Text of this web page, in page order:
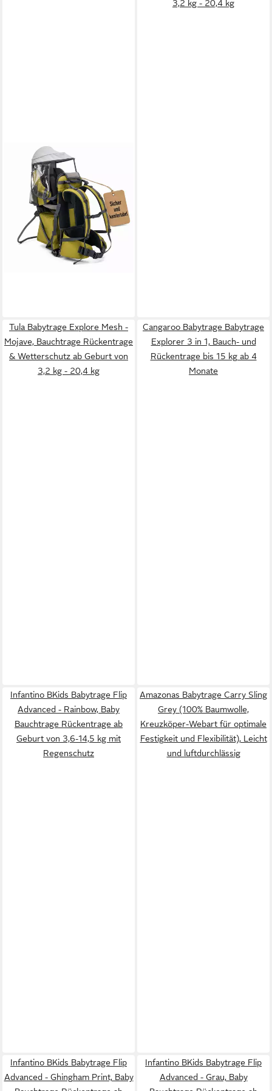
FILLIKID
Bauchtrage Rückentrage
Explorer Elite Exklusiv
117,99 €
lieferbar - in 2-3 Werktagen bei dir
3,2 kg - 20,4 kg
Tula Babytrage Explore Mesh -
Mojave, Bauchtrage Rückentrage
& Wetterschutz ab Geburt von
3,2 kg - 20,4 kg
Cangaroo Babytrage Babytrage
Explorer 3 in 1, Bauch- und
Rückentrage bis 15 kg ab 4
Monate
Infantino BKids Babytrage Flip
Advanced - Rainbow, Baby
Bauchtrage Rückentrage ab
Geburt von 3,6-14,5 kg mit
Regenschutz
Amazonas Babytrage Carry Sling
Grey (100% Baumwolle,
Kreuzköper-Webart für optimale
Festigkeit und Flexibilität), Leicht
und luftdurchlässig
Infantino BKids Babytrage Flip
Advanced - Ghingham Print, Baby
Infantino BKids Babytrage Flip
Advanced - Grau, Baby